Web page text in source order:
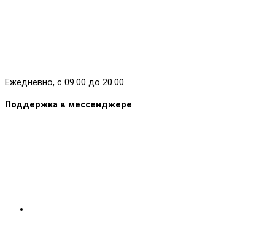
Ежедневно, с 09.00 до 20.00
Поддержка в мессенджере